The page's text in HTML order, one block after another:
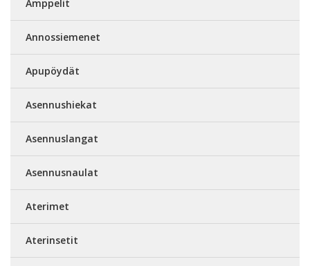
Amppelit
Annossiemenet
Apupöydät
Asennushiekat
Asennuslangat
Asennusnaulat
Aterimet
Aterinsetit